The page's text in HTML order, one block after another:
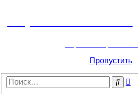
Пропустить
Поиск